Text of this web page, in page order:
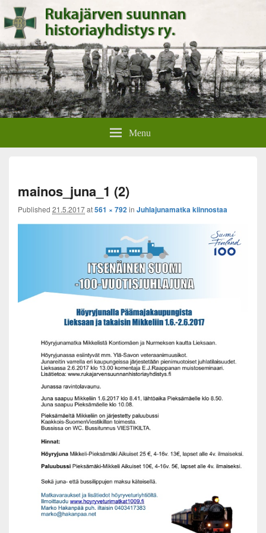
Rukajärven suunnan
historiayhdistys
Menu
mainos_juna_1 (2)
Published 21.5.2017at561 × 792in Juhlajunamatka kiinnostaa